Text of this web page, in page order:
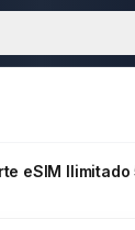
eSIM Ilimitado